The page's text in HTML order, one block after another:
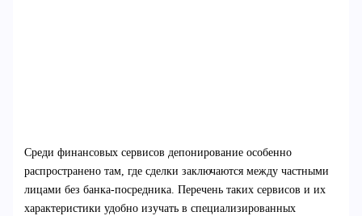
Среди финансовых сервисов депонирование особенно
распространено там, где сделки заключаются между частными
лицами без банка-посредника. Перечень таких сервисов и их
характеристики удобно изучать в специализированных